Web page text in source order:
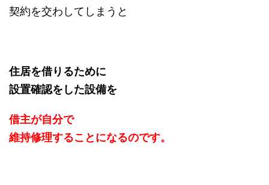
契約を交わしてしまうと
住居を借りるために
設置確認をした設備を
借主が自分で
維持修理することになるのです。